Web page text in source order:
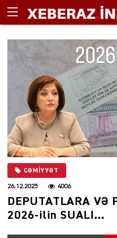
CƏMIYYƏT
26.12.2025 4006
DEPUTATLARA VƏ
2026-ilin SUALI…